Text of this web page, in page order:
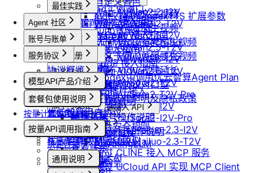
更新Pod实例端口
设置/更新定时关机
取消定时关机
Vidu/文生视频
Vidu/图生视频
Vidu/参考图生视频
Vidu/首尾帧生视频
Vidu/视频延长
Vidu/对口型
Wan-AI/Wan2.2-I2V
Wan-AI/Wan2.2-T2V
Wan-AI/Wan2.5-I2V
Wan-AI/Wan2.5-T2V
Wan-AI/Wan2.6-I2V
Wan-AI/Wan2.6-T2V
OpenAI/Sora2-T2V
OpenAI/Sora2-T2V-Pro
OpenAI/Sora2-I2V
OpenAI/Sora2-I2V-Pro
MiniMax/Hailuo-2.3-I2V
MiniMax/Hailuo-2.3-T2V
IndexTeam/IndexTTS 扩展参数
suno音乐生成
MiniMax/speech-hd
通义千问 Qwen-TTS
最佳实践
OpenClaw 接入指南
Claude Code 接入指南
Codex 接入指南
OpenCode 接入指南
如何在codex中调用优云智算Agent Plan
ComfyUI插件接入
常见客户端接入 API
Dify
RAGFlow
AnythingLLM
纳米AI
n8n
MCP 说明
MCP 简介
通过 CLINE 接入 MCP 服务
通过 UCloud API 实现 MCP Client
Agent 社区
产品介绍
产品介绍
快速开始
控制台操作
Agent广场
操作指南
模型配置
计费说明
升配与续费
到期与数据说明
账号与账单
账号注册
注册流程
注销账号
实名认证
认证概览
个人认证
高校认证
企业认证
团队管理
团队功能概览
管理员账号操作说明
团队成员账号操作说明
账单与发票
账号充值
提现规则
查看账单
开具发票
服务协议
协议概览
优云智算服务框架协议
优云智算云服务法律声明及隐私政策
优云智算用户协议
优云智算云平台安全规则
优云智算激励活动协议
模型API产品介绍
模型API服务
套餐包使用说明
套餐包快速上手
套餐计费逻辑
套餐用量统计
客户端接入
OpenClaw 云端服务
按量计费说明
按量API调用指南
快速开始
通用说明